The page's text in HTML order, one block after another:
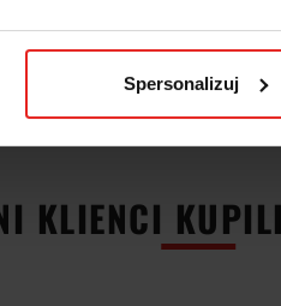
Spersonalizuj
do ręcznie pokręcanych kluczy
KLIENCI